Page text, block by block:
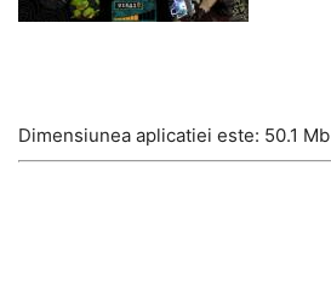
Dimensiunea aplicatiei este: 50.1 Mb